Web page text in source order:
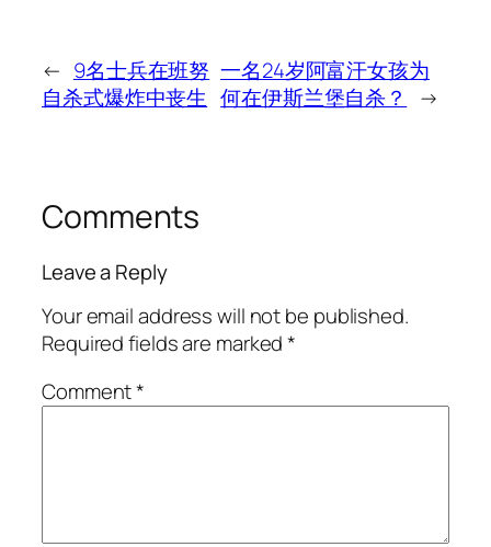
← 9名士兵在班努
自杀式爆炸中丧生
一名24岁阿富汗女孩为
何在伊斯兰堡自杀？
→
Comments
Leave a Reply
Your email address will not be published.
Required fields are marked*
Comment*